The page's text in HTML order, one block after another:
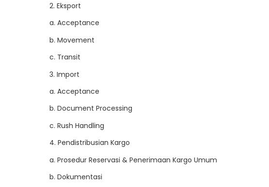
2. Eksport
a. Acceptance
b. Movement
c. Transit
3. Import
a. Acceptance
b. Document Processing
c. Rush Handling
4. Pendistribusian Kargo
a. Prosedur Reservasi & Penerimaan Kargo Umum
b. Dokumentasi